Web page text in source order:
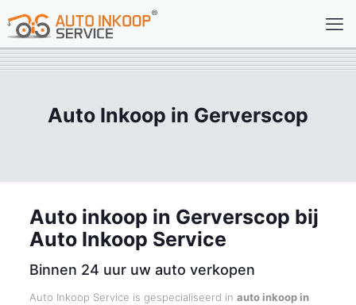
Auto Inkoop in Gerverscop
Auto inkoop in Gerverscop bij
Auto Inkoop Service
Binnen 24 uur uw auto verkopen
Auto Inkoop Service is gespecialiseerd in auto inkoop in